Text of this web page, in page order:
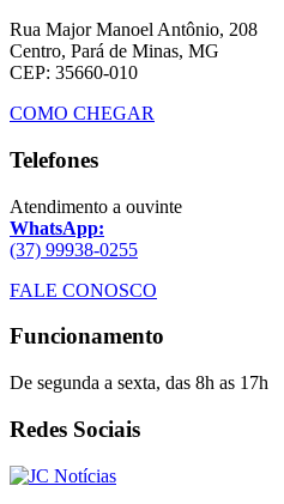
Rua Major Manoel Antônio, 208
Centro, Pará de Minas, MG
CEP: 35660-010
COMO CHEGAR
Telefones
Atendimento a ouvinte
WhatsApp:
(37) 99938-0255
FALE CONOSCO
Funcionamento
De segunda a sexta, das 8h as 17h
Redes Sociais